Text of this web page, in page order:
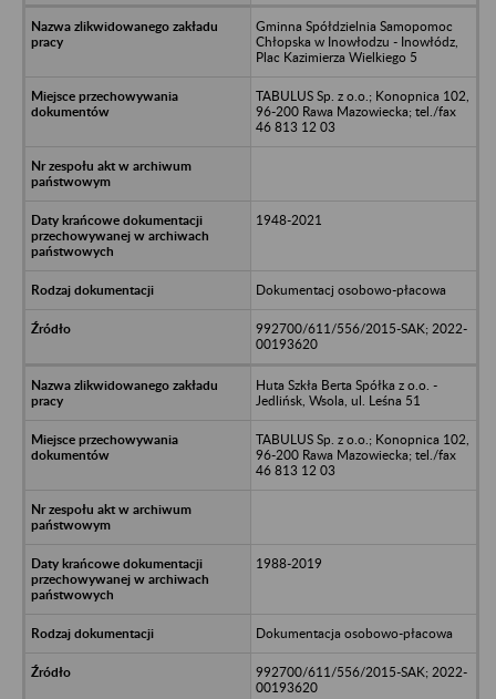
Gminna Spółdzielnia Samopomoc
Chłopska w Inowłodzu - Inowłódz,
Plac Kazimierza Wielkiego 5
TABULUS Sp. z o.o.; Konopnica 102,
96-200 Rawa Mazowiecka; tel./fax
46 813 12 03
1948-2021
Dokumentacj osobowo-płacowa
992700/611/556/2015-SAK; 2022-
00193620
Huta Szkła Berta Spółka z o.o. -
Jedlińsk, Wsola, ul. Leśna 51
TABULUS Sp. z o.o.; Konopnica 102,
96-200 Rawa Mazowiecka; tel./fax
46 813 12 03
1988-2019
Dokumentacja osobowo-płacowa
992700/611/556/2015-SAK; 2022-
00193620